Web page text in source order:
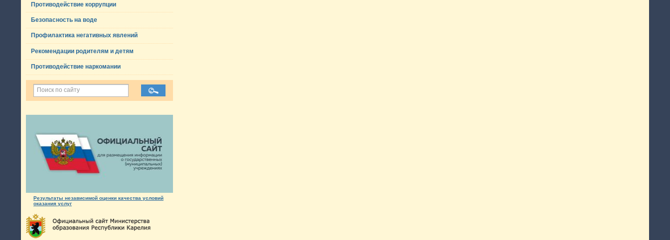
Противодействие коррупции
Безопасность на воде
Профилактика негативных явлений
Рекомендации родителям и детям
Противодействие наркомании
Результаты независимой оценки качества условий
оказания услуг